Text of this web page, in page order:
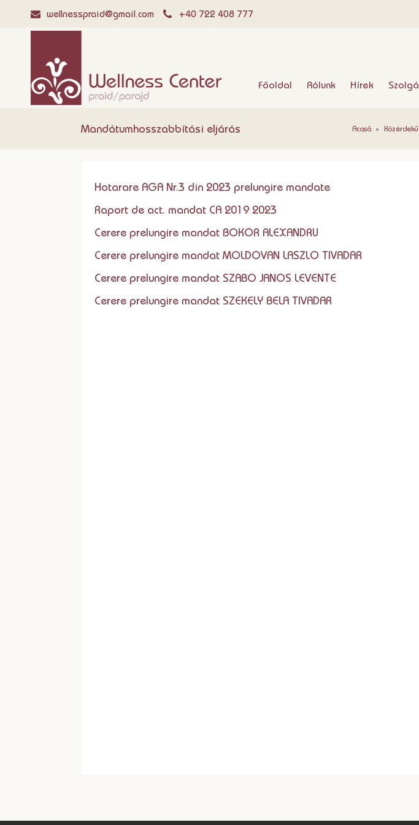
wellnesspraid@gmail.com +40 722 408 777
Főoldal Rólunk Hírek
Mandátumhosszabbítási eljárás Acasă »
Hotarare AGA Nr.3 din 2023 prelungire mandate
Raport de act. mandat CA 2019 2023
Cerere prelungire mandat BOKOR ALEXANDRU
Cerere prelungire mandat MOLDOVAN LASZLO TIVADAR
Cerere prelungire mandat SZABO JANOS LEVENTE
Cerere prelungire mandat SZEKELY BELA TIVADAR